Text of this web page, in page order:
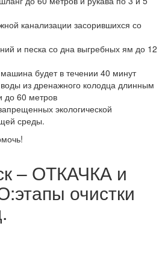
канализации засорившихся со
и песка со дна выгребных ям до 12
будет в течении 40 минут
воды из дренажного колодца длинным
до 60 метров
экологической
среды.
– ОТКАЧКА и
очистки